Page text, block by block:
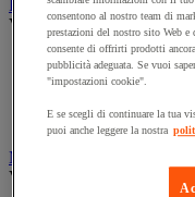
Ingrassaggio e
Vedi tutte le categorie
Anti-aderente
Attrezzi per
Lubrificante e
Marcatura
Vedi tutte le categorie
consentono al nostro team di
prestazioni del nostro sito Web e
consente di offrirti prodotti
pubblicità adeguata. Se vuoi
"impostazioni cookie".
E se scegli di continuare la tua
puoi anche leggere la nostra